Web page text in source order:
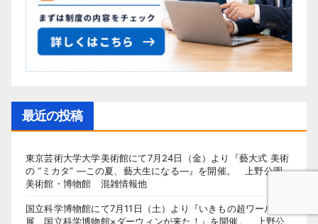
最近の投稿
東京芸術大学大学美術館にて7月24日（金）より『藝大式 美術
の “ミカタ” ―この夏、藝大生になる―』を開催。 上野公園
美術館・博物館 混雑情報他
国立科学博物館にて7月11日（土）より『いきもの超ワールド
展 国立科学博物館×ダーウィンが来た！』を開催。 上野公